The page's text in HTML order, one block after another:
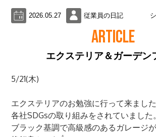
2026.05.27 従業員の日記
ARTICLE
エクステリア＆ガーデン